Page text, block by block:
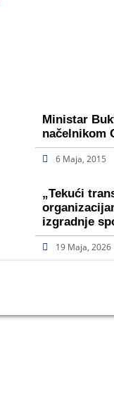
Ministar
načelnikom
6 Maja, 2015
„Tekući
izgradnje
19 Maja, 2026